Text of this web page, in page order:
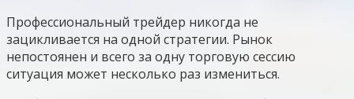
Профессиональный трейдер никогда не
зацикливается на одной стратегии. Рынок
непостоянен и всего за одну торговую сессию
ситуация может несколько раз измениться.